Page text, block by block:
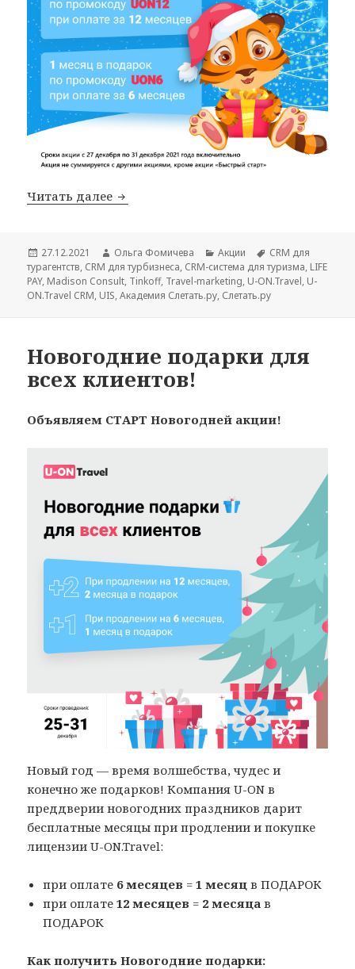
Читать далее Новогодние подарки от U-ON.Travel
Опубликовано
27.12.2021 Автор
Ольга Фомичева Рубрики
Акции Метки
CRM для
турагентств, CRM для турбизнеса, CRM-система для туризма, LIFE
PAY, Madison Consult, Tinkoff, Travel-marketing, U-ON.Travel, U-
ON.Travel CRM, UIS,Академия Слетать.ру, Слетать.ру
Новогодние подарки для
всех клиентов!
Объявляем СТАРТ Новогодней акции!
Новый год — время волшебства, чудес и
конечно же подарков! Компания U-ON в
преддверии новогодних праздников дарит
бесплатные месяцы при продлении и покупке
лицензии U-ON.Travel:
при оплате 6 месяцев =1 месяц в ПОДАРОК
при оплате12 месяцев = 2 месяца в
ПОДАРОК
Как получить Новогодние подарки: